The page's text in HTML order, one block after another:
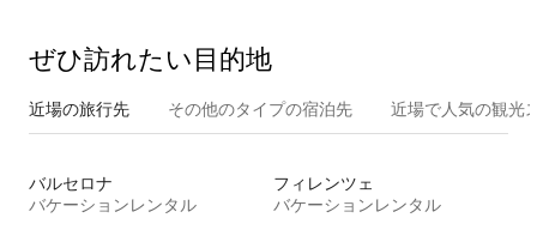
ぜひ訪⁠れ⁠た⁠い目⁠的⁠地
近場の旅行先 その他のタ⁠イ⁠プ⁠の宿⁠泊⁠先 近場で人気の観光
バルセロナ
バケーションレンタル
フィレンツェ
バケーションレンタル